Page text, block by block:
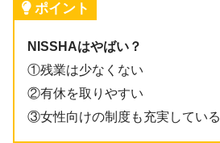
ポイント
NISSHAはやばい？
①残業は少なくない
②有休を取りやすい
③女性向けの制度も充実している